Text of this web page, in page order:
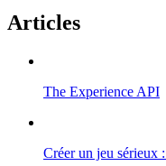
Articles
The Experience API
Créer un jeu sérieux